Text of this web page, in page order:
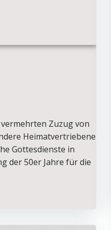
Zuzug von
Heimatvertriebene
Gottesdienste in
der 50er Jahre für die